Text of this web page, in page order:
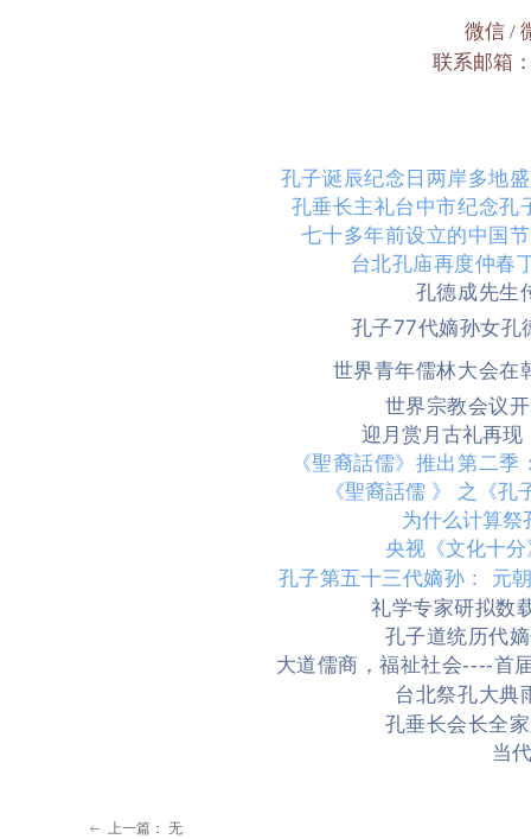
微信/
联系邮箱
孔子诞辰纪念日两岸多地
孔垂长主礼台中市纪念孔
七十多年前设立的中国
台北孔庙再度仲春
孔德成先生
孔子77代嫡孙女孔
世界青年儒林大会在
世界宗教会议
迎月赏月古礼再现
《聖裔話儒》推出第二
《聖裔話儒 》 之《
为什么计算祭
央视《文化十
孔子第五十三代嫡孙 : 元
礼学专家研拟数
孔子道统历代
大道儒商，福祉社会----首
台北祭孔大典
孔垂长会长全
当
ꂃ 上一篇： 无